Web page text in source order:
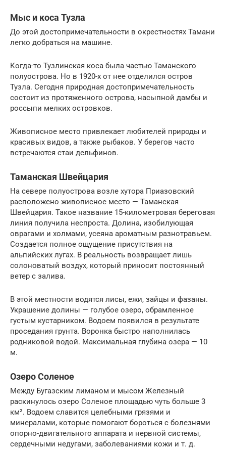
Мыс и коса Тузла
До этой достопримечательности в окрестностях Тамани
легко добраться на машине.
Когда-то Тузлинская коса была частью Таманского
полуострова. Но в 1920-х от нее отделился остров
Тузла. Сегодня природная достопримечательность
состоит из протяженного острова, насыпной дамбы и
россыпи мелких островков.
Живописное место привлекает любителей природы и
красивых видов, а также рыбаков. У берегов часто
встречаются стаи дельфинов.
Таманская Швейцария
На севере полуострова возле хутора Приазовский
расположено живописное место — Таманская
Швейцария. Такое название 15-километровая береговая
линия получила неспроста. Долина, изобилующая
оврагами и холмами, усеяна ароматным разнотравьем.
Создается полное ощущение присутствия на
альпийских лугах. В реальность возвращает лишь
солоноватый воздух, который приносит постоянный
ветер с залива.
В этой местности водятся лисы, ежи, зайцы и фазаны.
Украшение долины — голубое озеро, обрамленное
густым кустарником. Водоем появился в результате
проседания грунта. Воронка быстро наполнилась
родниковой водой. Максимальная глубина озера — 10
м.
Озеро Соленое
Между Бугазским лиманом и мысом Железный
раскинулось озеро Соленое площадью чуть больше 3
км². Водоем славится целебными грязями и
минералами, которые помогают бороться с болезнями
опорно-двигательного аппарата и нервной системы,
сердечными недугами, заболеваниями кожи и т. д.